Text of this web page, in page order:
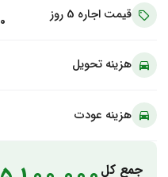
قیمت اجاره 5 روز
هزینه تحویل
هزینه عودت
جمع کل